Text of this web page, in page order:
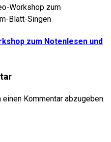
zum Notenlesen und
einen Kommentar abzugeben.